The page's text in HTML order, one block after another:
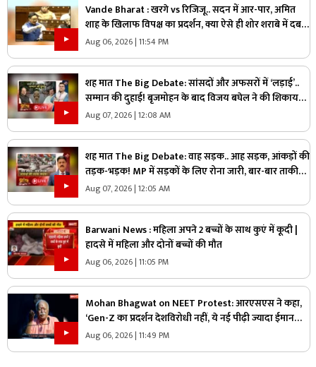
Vande Bharat : खरगे vs रिजिजू.. सदन में आर-पार, अमित
शाह के खिलाफ विपक्ष का प्रदर्शन, क्या ऐसे ही शोर शराबे में दब
जाएंगे असली मुद्दे?
Aug 06, 2026 | 11:54 PM
शह मात The Big Debate: सांसदों और अफसरों में ‘लड़ाई’..
सम्मान की दुहाई! बृजमोहन के बाद विजय बघेल ने की शिकायत,
जानिए राज्य का मामला आखिर संसद तक क्यों पहुंचा?
Aug 07, 2026 | 12:08 AM
शह मात The Big Debate: वाह सड़क.. आह सड़क, आंकड़ों की
तड़क-भड़क! MP में सड़कों के लिए रोना जारी, बार-बार ताकीद
के बाद भी क्यों नहीं सुधरे हालात
Aug 07, 2026 | 12:05 AM
Barwani News : महिला अपने 2 बच्चों के साथ कुएं में कूदी |
हादसे में महिला और दोनों बच्चों की मौत
Aug 06, 2026 | 11:05 PM
Mohan Bhagwat on NEET Protest: आरएसएस ने कहा,
‘Gen-Z का प्रदर्शन देशविरोधी नहीं, ये नई पीढ़ी ज्यादा ईमानदार
है’.. पढ़ें मोहन भागवत NEET प्रोटेस्ट पर और क्या कहा
Aug 06, 2026 | 11:49 PM